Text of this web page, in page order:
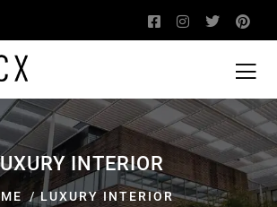
INTERIOR
LUXURY INTERIOR